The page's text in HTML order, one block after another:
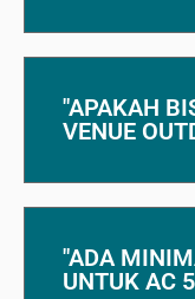
"APAKAH
"ADA